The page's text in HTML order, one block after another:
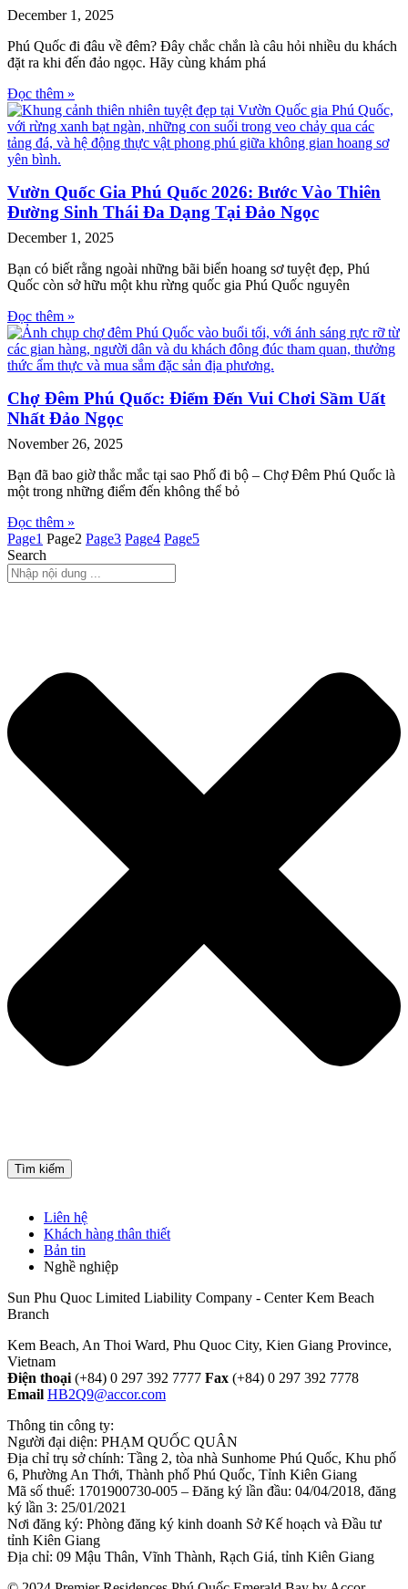
December 1, 2025
Phú Quốc đi đâu về đêm? Đây chắc chắn là câu hỏi nhiều du khách
đặt ra khi đến đảo ngọc. Hãy cùng khám phá
Đọc thêm »
Vườn Quốc Gia Phú Quốc 2026: Bước Vào Thiên
Đường Sinh Thái Đa Dạng Tại Đảo Ngọc
December 1, 2025
Bạn có biết rằng ngoài những bãi biển hoang sơ tuyệt đẹp, Phú
Quốc còn sở hữu một khu rừng quốc gia Phú Quốc nguyên
Đọc thêm »
Chợ Đêm Phú Quốc: Điểm Đến Vui Chơi Sầm Uất
Nhất Đảo Ngọc
November 26, 2025
Bạn đã bao giờ thắc mắc tại sao Phố đi bộ – Chợ Đêm Phú Quốc là
một trong những điểm đến không thể bỏ
Đọc thêm »
Page1 Page2 Page3 Page4 Page5
Search
Tìm kiếm
Liên hệ
Khách hàng thân thiết
Bản tin
Nghề nghiệp
Sun Phu Quoc Limited Liability Company - Center Kem Beach
Branch
Kem Beach, An Thoi Ward, Phu Quoc City, Kien Giang Province,
Vietnam
Điện thoại (+84) 0 297 392 7777 Fax (+84) 0 297 392 7778
Email HB2Q9@accor.com
Thông tin công ty:
Người đại diện: PHẠM QUỐC QUÂN
Địa chỉ trụ sở chính: Tầng 2, tòa nhà Sunhome Phú Quốc, Khu phố
6, Phường An Thới, Thành phố Phú Quốc, Tỉnh Kiên Giang
Mã số thuế: 1701900730-005 – Đăng ký lần đầu: 04/04/2018, đăng
ký lần 3: 25/01/2021
Nơi đăng ký: Phòng đăng ký kinh doanh Sở Kế hoạch và Đầu tư
tỉnh Kiên Giang
Địa chỉ: 09 Mậu Thân, Vĩnh Thành, Rạch Giá, tỉnh Kiên Giang